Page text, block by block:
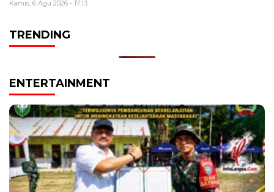
Kamis, 6 Agu 2026 - 17:13
TRENDING
ENTERTAINMENT